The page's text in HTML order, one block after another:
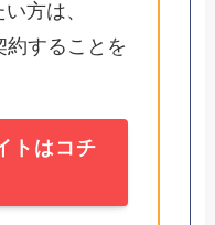
方は、
約することを
トはコチ